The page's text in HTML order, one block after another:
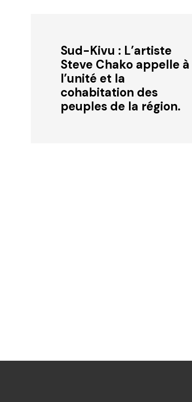
Sud-Kivu : L’artiste
Steve Chako appelle à
l’unité et la
cohabitation des
peuples de la région.